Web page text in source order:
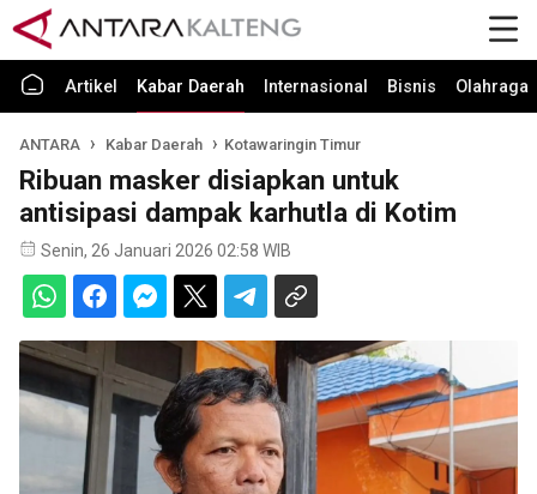
Artikel Kabar Daerah Internasional Bisnis Olahraga
ANTARA Kabar Daerah Kotawaringin Timur
Ribuan masker disiapkan untuk
antisipasi dampak karhutla di Kotim
Senin, 26 Januari 2026 02:58 WIB